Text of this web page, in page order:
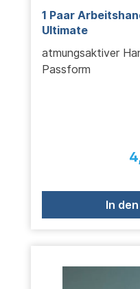
1 Paar
Ultimate
atmungsaktiver
Passform
In